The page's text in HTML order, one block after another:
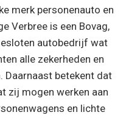
merk personenauto en
Verbree is een Bovag,
autobedrijf wat
alle zekerheden en
Daarnaast betekent dat
zij mogen werken aan
en lichte